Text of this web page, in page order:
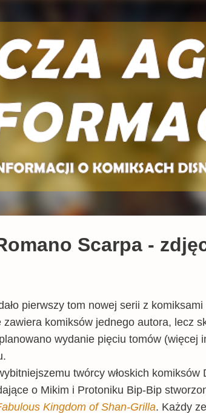
Scarpa -
pierwszy tom nowej serii z
komiksów jednego autora, lecz
wydanie pięciu tomów (więcej
twórcy włoskich komiksów
o Mikim i Protoniku Bip-Bip
Kingdom of Shan-Grilla. Każdy